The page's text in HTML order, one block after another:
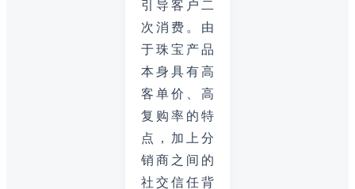
引导客户二
次消费。由
于珠宝产品
本身具有高
客单价、高
复购率的特
点，加上分
销商之间的
社交信任背